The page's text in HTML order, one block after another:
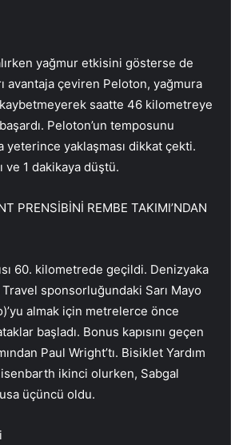
yağmur etkisini gösterse de
avantaja çeviren Peloton, yağmura
saatte 46 kilometreye
Peloton’un temposunu
yeterince yaklaşması dikkat çekti.
ve 1 dakikaya düştü.
PRENSİBİNİ REMBE TAKIMI’NDAN
60. kilometrede geçildi. Denizyaka
sponsorluğundaki Sarı Mayo
almak için metrelerce önce
başladı. Bonus kapısını geçen
Paul Wright’tı. Bisiklet Yardım
ikinci olurken, Sabgal
üçüncü oldu.